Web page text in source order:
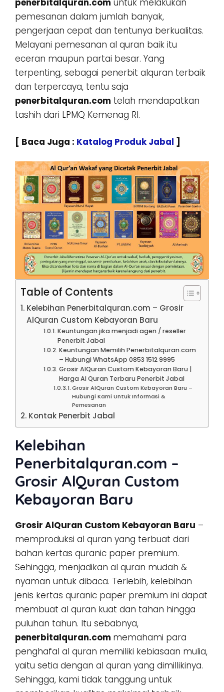
penerbitalquran.com untuk melakukan
pemesanan dalam jumlah banyak,
pengerjaan cepat dan tentunya berkualitas.
Melayani pemesanan al quran baik itu
eceran maupun partai besar. Yang
terpenting, sebagai penerbit alquran terbaik
dan terpercaya, tentu saja
penerbitalquran.com telah mendapatkan
tashih dari LPMQ Kemenag RI.
[ Baca Juga : Katalog Produk Jabal ]
Table of Contents
Kelebihan Penerbitalquran.com – Grosir
AlQuran Custom Kebayoran Baru
Keuntungan jika menjadi agen / reseller
Penerbit Jabal
Keuntungan Memilih Penerbitalquran.com
– Hubungi WhatsApp 0853 1512 9995
Grosir AlQuran Custom Kebayoran Baru |
Harga Al Quran Terbaru Penerbit Jabal
Grosir AlQuran Custom Kebayoran Baru –
Hubungi Kami Untuk Informasi &
Pemesanan
Kontak Penerbit Jabal
Kelebihan
Penerbitalquran.com –
Grosir AlQuran Custom
Kebayoran Baru
Grosir AlQuran Custom Kebayoran Baru –
memproduksi al quran yang terbuat dari
bahan kertas quranic paper premium.
Sehingga, menjadikan al quran mudah &
nyaman untuk dibaca. Terlebih, kelebihan
jenis kertas quranic paper premium ini dapat
membuat al quran kuat dan tahan hingga
puluhan tahun. Itu sebabnya,
penerbitalquran.com memahami para
penghafal al quran memiliki kebiasaan mulia,
yaitu setia dengan al quran yang dimillikinya.
Sehingga, kami tidak tanggung untuk